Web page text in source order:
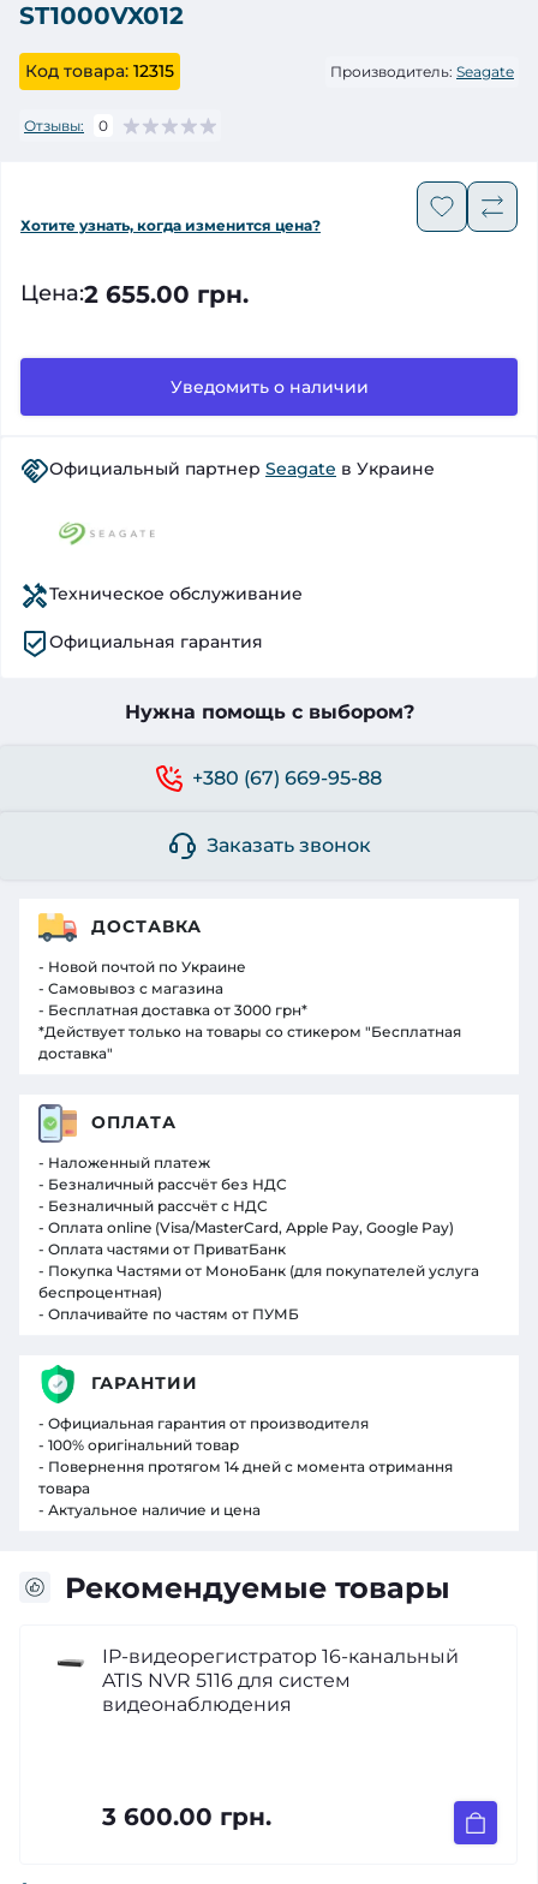
ST1000VX012
Код товара: 12315 Производитель: Seagate
Отзывы: 0
Хотите узнать, когда изменится цена?
Цена:2 655.00 грн.
Уведомить о наличии
Официальный партнер Seagate в Украине
Техническое обслуживание
Официальная гарантия
Нужна помощь с выбором?
+380 (67) 669-95-88
Заказать звонок
Рекомендуемые товары
IP-видеорегистратор 16-канальный
ATIS NVR 5116 для систем
видеонаблюдения
3 600.00 грн.
ДОСТАВКА
- Новой почтой по Украине
- Самовывоз с магазина
- Бесплатная доставка от 3000 грн*
*Действует только на товары со стикером "Бесплатная
доставка"
ОПЛАТА
- Наложенный платеж
- Безналичный рассчёт без НДС
- Безналичный рассчёт с НДС
- Оплата online (Visa/MasterCard, Apple Pay, Google Pay)
- Оплата частями от ПриватБанк
- Покупка Частями от МоноБанк (для покупателей услуга
беспроцентная)
- Оплачивайте по частям от ПУМБ
ГАРАНТИИ
- Официальная гарантия от производителя
- 100% оригінальний товар
- Повернення протягом 14 дней с момента отримання
товара
- Актуальное наличие и цена